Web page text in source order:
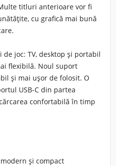
titluri anterioare vor fi
cu grafică mai bună
joc: TV, desktop și portabil
flexibilă. Noul suport
și mai ușor de folosit. O
USB-C din partea
confortabilă în timp
și compact